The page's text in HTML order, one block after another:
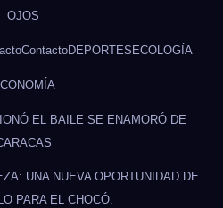
OJOS
ContactoDEPORTES ECOLOGÍA
EL BAILE SE ENAMORÓ DE
UNA NUEVA OPORTUNIDAD DE
PARA EL CHOCÓ.